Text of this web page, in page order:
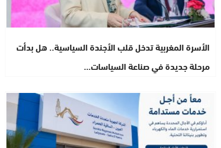
الأسرة المغربية تدخل قلب الأجندة السياسية.. هل بدأت
مرحلة جديدة في صناعة السياسات…
أخبار الصحراء